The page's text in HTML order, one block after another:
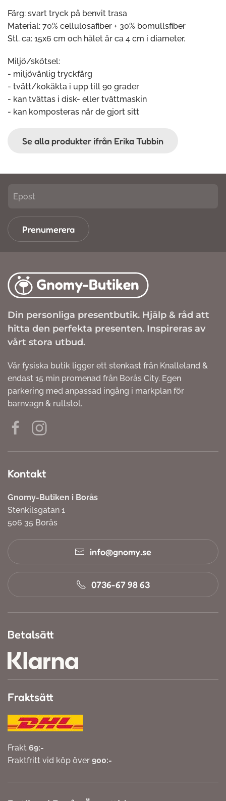
Färg: svart tryck på benvit trasa
Material: 70% cellulosafiber + 30% bomullsfiber
Stl. ca: 15x6 cm och hålet är ca 4 cm i diameter.
Miljö/skötsel:
- miljövänlig tryckfärg
- tvätt/kokäkta i upp till 90 grader
- kan tvättas i disk- eller tvättmaskin
- kan komposteras när de gjort sitt
Se alla produkter ifrån Erika Tubbin
Prenumerera
Din personliga presentbutik. Hjälp & råd att
hitta den perfekta presenten. Inspireras av
vårt stora utbud.
Vår fysiska butik ligger ett stenkast från Knalleland &
endast 15 min promenad från Borås City. Egen
parkering med anpassad ingång i markplan för
barnvagn & rullstol.
Kontakt
Gnomy-Butiken i Borås
Stenkilsgatan 1
506 35 Borås
info@gnomy.se
0736-67 98 63
Betalsätt
Fraktsätt
Frakt 69:-
Fraktfritt vid köp över 900:-